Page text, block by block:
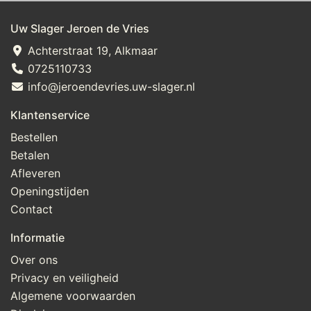
Uw Slager Jeroen de Vries
Achterstraat 19, Alkmaar
0725110733
info@jeroendevries.uw-slager.nl
Klantenservice
Bestellen
Betalen
Afleveren
Openingstijden
Contact
Informatie
Over ons
Privacy en veiligheid
Algemene voorwaarden